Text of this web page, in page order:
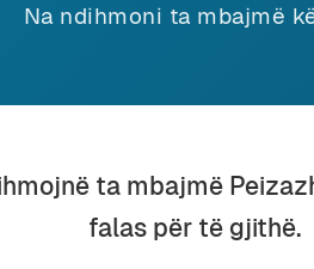
pjesa e mëparshme ka
e të gjithë takimit. Në
siç mund të jetë bërë një
Na ndihmoni ta mbajmë
ta mbajmë
falas për të gjithë.